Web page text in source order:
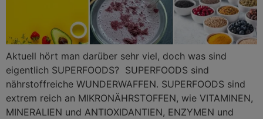
Aktuell hört man darüber sehr viel, doch was sind
eigentlich SUPERFOODS? SUPERFOODS sind
nährstoffreiche WUNDERWAFFEN. SUPERFOODS sind
extrem reich an MIKRONÄHRSTOFFEN, wie VITAMINEN,
MINERALIEN und ANTIOXIDANTIEN, ENZYMEN und